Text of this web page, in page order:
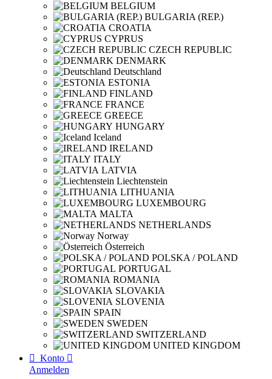
BELGIUM
BULGARIA (REP.)
CROATIA
CYPRUS
CZECH REPUBLIC
DENMARK
Deutschland
ESTONIA
FINLAND
FRANCE
GREECE
HUNGARY
Iceland
IRELAND
ITALY
LATVIA
Liechtenstein
LITHUANIA
LUXEMBOURG
MALTA
NETHERLANDS
Norway
Österreich
POLSKA / POLAND
PORTUGAL
ROMANIA
SLOVAKIA
SLOVENIA
SPAIN
SWEDEN
SWITZERLAND
UNITED KINGDOM
 Konto 
Anmelden